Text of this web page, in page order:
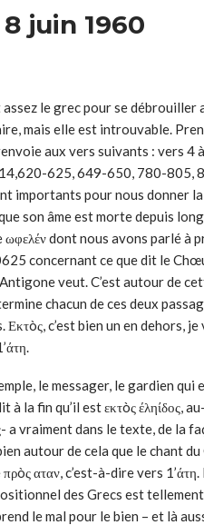
juin 1960
le grec pour se débrouiller
mais elle est introuvable.
aux vers suivants : vers
625, 649-650, 780-805,
importants pour nous donner
son âme est morte depuis
ωφελέν dont nous avons parlé
concernant ce que dit le
veut. C’est autour de
chacun de ces deux
c’est bien un en dehors,
le messager, le gardien
à la fin qu’il est εκτòς έληίδος,
a vraiment dans le texte, de la
autour de cela que le chant
αταν, c’est-à-dire vers
des Grecs est
le mal pour le bien – et là